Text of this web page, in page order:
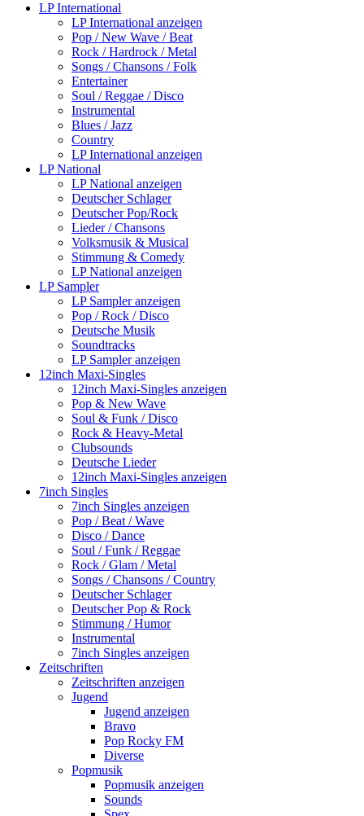
LP International
LP International anzeigen
Pop / New Wave / Beat
Rock / Hardrock / Metal
Songs / Chansons / Folk
Entertainer
Soul / Reggae / Disco
Instrumental
Blues / Jazz
Country
LP International anzeigen
LP National
LP National anzeigen
Deutscher Schlager
Deutscher Pop/Rock
Lieder / Chansons
Volksmusik & Musical
Stimmung & Comedy
LP National anzeigen
LP Sampler
LP Sampler anzeigen
Pop / Rock / Disco
Deutsche Musik
Soundtracks
LP Sampler anzeigen
12inch Maxi-Singles
12inch Maxi-Singles anzeigen
Pop & New Wave
Soul & Funk / Disco
Rock & Heavy-Metal
Clubsounds
Deutsche Lieder
12inch Maxi-Singles anzeigen
7inch Singles
7inch Singles anzeigen
Pop / Beat / Wave
Disco / Dance
Soul / Funk / Reggae
Rock / Glam / Metal
Songs / Chansons / Country
Deutscher Schlager
Deutscher Pop & Rock
Stimmung / Humor
Instrumental
7inch Singles anzeigen
Zeitschriften
Zeitschriften anzeigen
Jugend
Jugend anzeigen
Bravo
Pop Rocky FM
Diverse
Popmusik
Popmusik anzeigen
Sounds